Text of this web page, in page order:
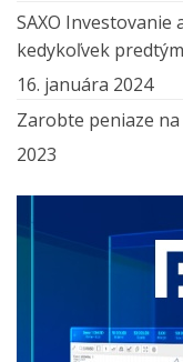
SAXO
kedykoľvek predtým
16. januára 2024
Zarobte peniaze na
2023